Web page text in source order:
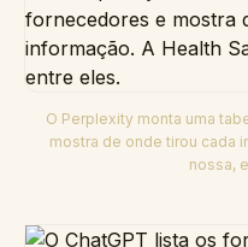
O Perplexity monta uma
mostra de onde tirou cada
nossa,